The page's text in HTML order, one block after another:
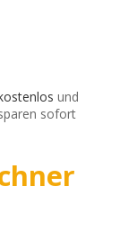
und
sofort